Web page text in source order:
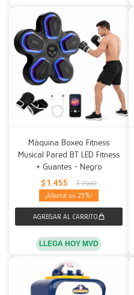
Máquina Boxeo Fitness
Musical Pared BT LED Fitness
+ Guantes - Negro
$ 1.455 $ 1.940
25
LLEGA HOY MVD